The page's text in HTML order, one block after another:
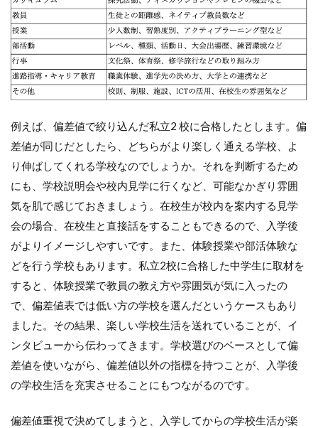
例えば、偏差値で絞り込んだ私立2 校に合格したとします。偏
差値が同じだとしたら、どちらがより楽しく通える学校、よ
り伸ばしてくれる学校なのでしょうか。それを判断するため
にも、学校説明会や校内見学に行くなど、可能なかぎり雰囲
気を肌で感じておきましょう。在校生が校内を案内する見学
会の場合、在校生と直接話をすることもできるので、入学後
がよりイメージしやすいです。また、体験授業や部活体験な
どを行う学校もあります。私立2校に合格した中学生に取材を
すると、体験授業で教員の教え方や雰囲気が気に入ったの
で、偏差値表では低い方の学校を選んだというケースもあり
ました。その結果、楽しい学校生活を送れていることが、イ
ンタビューから伝わってきます。学校選びのベースとして偏
差値を使いながら、偏差値以外の指標を持つことが、入学後
の学校生活を充実させることにもつながるのです。
偏差値重視で決めてしまうと、入学してからの学校生活が楽